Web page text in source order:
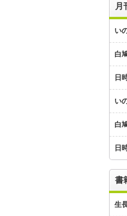
月
い
白
日
い
白
日
書
生